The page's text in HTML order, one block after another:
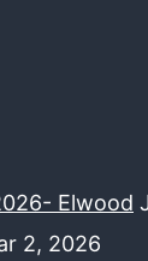
Elwood
2, 2026